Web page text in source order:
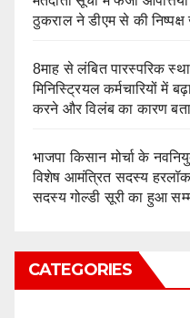
ठुकराल ने डीएम से की निष्पक्ष
8माह से लंबित पारस्परिक
मिनिस्ट्रियल कर्मचारियों में
करने और विलंब का कारण
भाजपा किसान मोर्चा के
विशेष आमंत्रित सदस्य हरलॉक
सदस्य गोल्डी सूरी का हुआ
CATEGORIES